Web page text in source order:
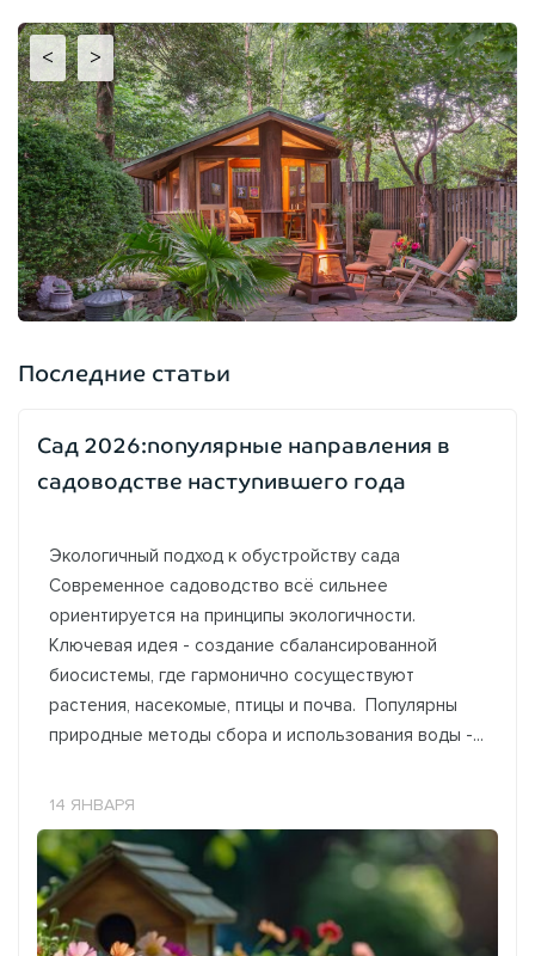
< >
Последние статьи
Сад 2026:популярные направления в
садоводстве наступившего года
Экологичный подход к обустройству сада
Современное садоводство всё сильнее
ориентируется на принципы экологичности.
Ключевая идея - создание сбалансированной
биосистемы, где гармонично сосуществуют
растения, насекомые, птицы и почва. Популярны
природные методы сбора и использования воды -...
14 ЯНВАРЯ